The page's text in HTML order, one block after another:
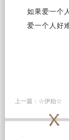
如果爱一个人
爱一个人好难
上一篇： ☆伊始☆